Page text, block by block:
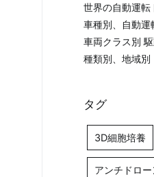
世界の自動運転
車種別、自動運
車両クラス別
種類別、地域別
タグ
3D細胞培養
アンチドロー